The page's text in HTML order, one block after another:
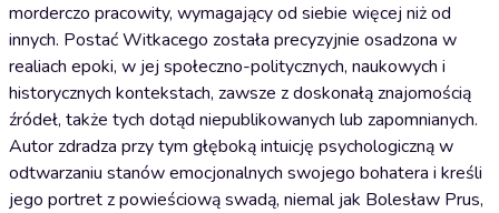
morderczo pracowity, wymagający od siebie więcej niż od
innych. Postać Witkacego została precyzyjnie osadzona w
realiach epoki, w jej społeczno-politycznych, naukowych i
historycznych kontekstach, zawsze z doskonałą znajomością
źródeł, także tych dotąd niepublikowanych lub zapomnianych.
Autor zdradza przy tym głęboką intuicję psychologiczną w
odtwarzaniu stanów emocjonalnych swojego bohatera i kreśli
jego portret z powieściową swadą, niemal jak Bolesław Prus,